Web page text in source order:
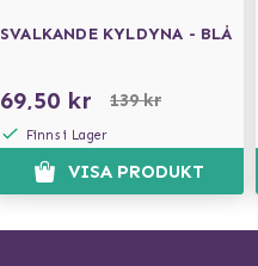
SVALKANDE KYLDYNA - BLÅ
69,50 kr 139 kr
Finns i Lager
VISA PRODUKT